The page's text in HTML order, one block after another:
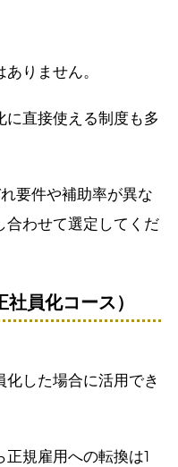
りません。
に直接使える制度も多
要件や補助率が異な
合わせて選定してくだ
員化コース）
した場合に活用でき
規雇用への転換は1